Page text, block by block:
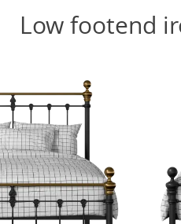
Low footend